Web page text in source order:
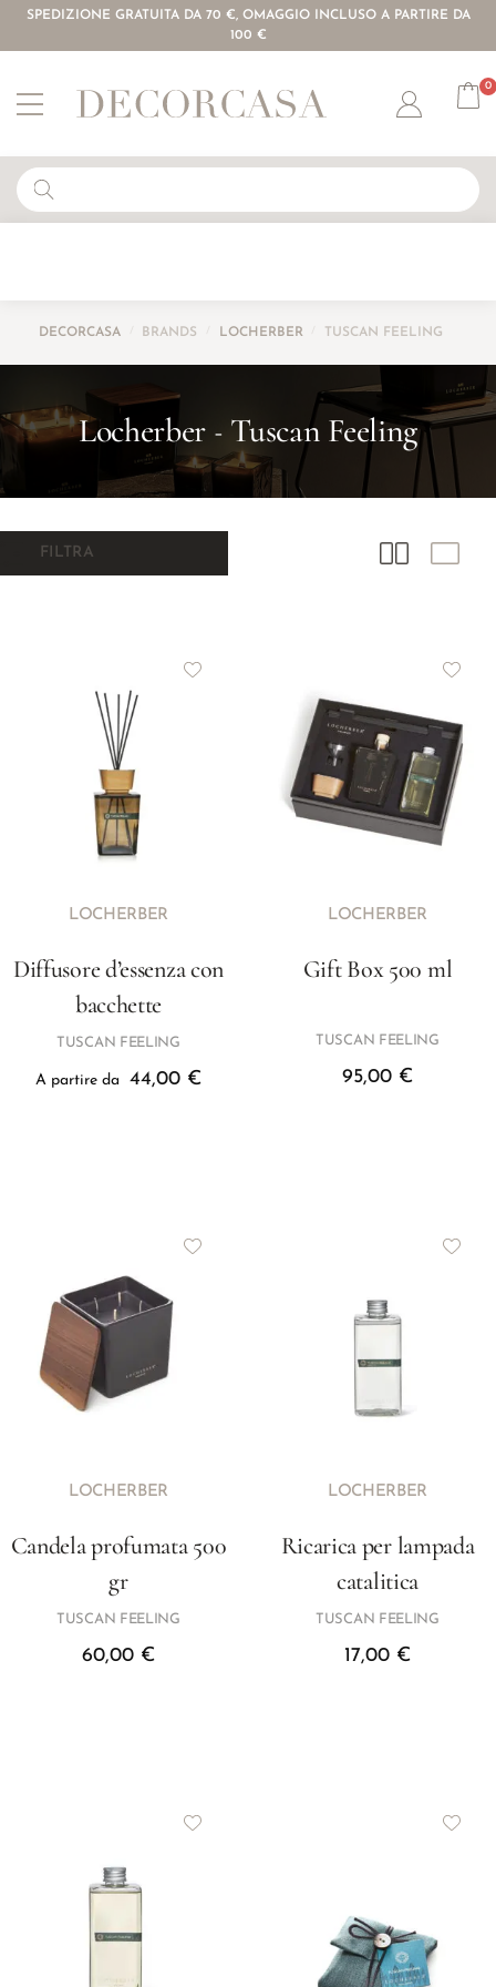
SPEDIZIONE GRATUITA DA 70 €, OMAGGIO INCLUSO A PARTIRE DA
100 €
Account
0
DECORCASA BRANDS LOCHERBER TUSCAN FEELING
Locherber - Tuscan Feeling
FILTRA
LOCHERBER
Diffusore d’essenza con
bacchette
TUSCAN FEELING
A partire da 44,00 €
LOCHERBER
Gift Box 500 ml
TUSCAN FEELING
95,00 €
LOCHERBER
Candela profumata 500
gr
TUSCAN FEELING
60,00 €
LOCHERBER
Ricarica per lampada
catalitica
TUSCAN FEELING
17,00 €